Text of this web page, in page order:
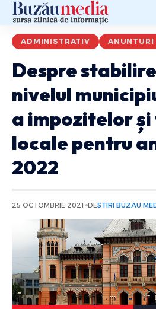
ADMINISTRATIV ANUNTURI
Despre
nivelul
a impozitelor
locale pentru
2022
25 OCTOMBRIE 2021 DESTIRI BUZAU